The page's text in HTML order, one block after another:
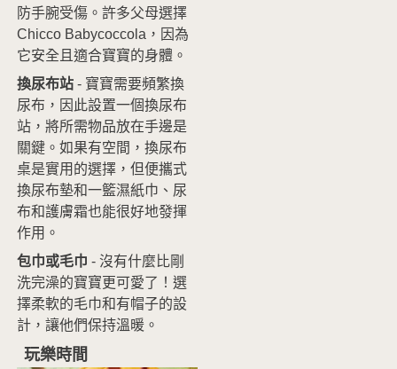
防手腕受傷。許多父母選擇
Chicco Babycoccola，因為
它安全且適合寶寶的身體。
換尿布站 - 寶寶需要頻繁換
尿布，因此設置一個換尿布
站，將所需物品放在手邊是
關鍵。如果有空間，換尿布
桌是實用的選擇，但便攜式
換尿布墊和一籃濕紙巾、尿
布和護膚霜也能很好地發揮
作用。
包巾或毛巾 - 沒有什麼比剛
洗完澡的寶寶更可愛了！選
擇柔軟的毛巾和有帽子的設
計，讓他們保持溫暖。
玩樂時間